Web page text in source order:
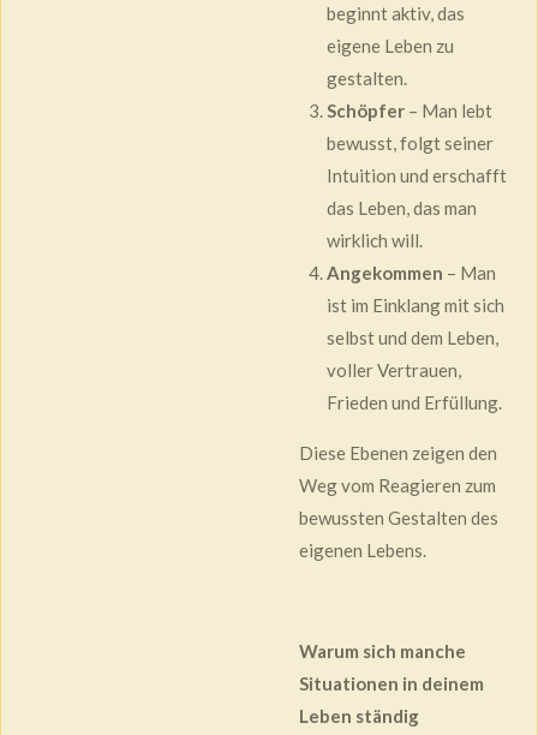
beginnt aktiv, das
eigene Leben zu
gestalten.
Schöpfer– Man lebt
bewusst, folgt seiner
Intuition und erschafft
das Leben, das man
wirklich will.
Angekommen – Man
ist im Einklang mit sich
selbst und dem Leben,
voller Vertrauen,
Frieden und Erfüllung.
Diese Ebenen zeigen den
Weg vom Reagieren zum
bewussten Gestalten des
eigenen Lebens.
Warum sich manche
Situationen in deinem
Leben ständig